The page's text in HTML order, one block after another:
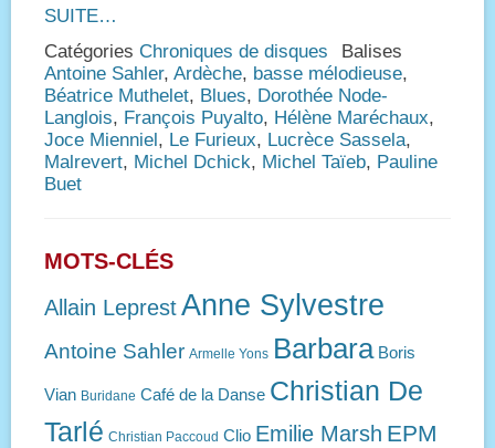
SUITE…
Catégories Chroniques de disques
Balises
Antoine Sahler, Ardèche, basse mélodieuse,
Béatrice Muthelet, Blues, Dorothée Node-
Langlois, François Puyalto, Hélène Maréchaux,
Joce Mienniel, Le Furieux, Lucrèce Sassela,
Malrevert, Michel Dchick, Michel Taïeb, Pauline
Buet
MOTS-CLÉS
Allain LeprestAnne Sylvestre
Antoine Sahler Armelle Yons Barbara Boris
Vian Buridane Café de la Danse Christian De
Tarlé Christian Paccoud Clio Emilie Marsh EPM